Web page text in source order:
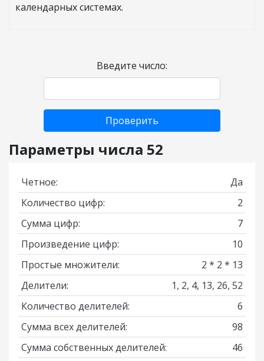
календарных системах.
Введите число:
Проверить
Параметры числа 52
Четное:
Да
Количество цифр:
2
Сумма цифр:
7
Произведение цифр:
10
Простые множители:
2 * 2 * 13
Делители:
1, 2, 4, 13, 26, 52
Количество делителей:
6
Сумма всех делителей:
98
Сумма собственных делителей:
46